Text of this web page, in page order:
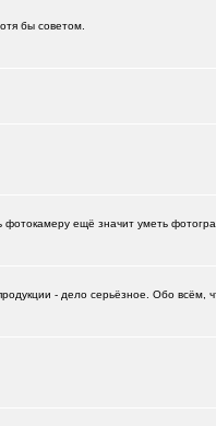
бы советом.
ещё значит уметь
- дело серьёзное. Обо всём,